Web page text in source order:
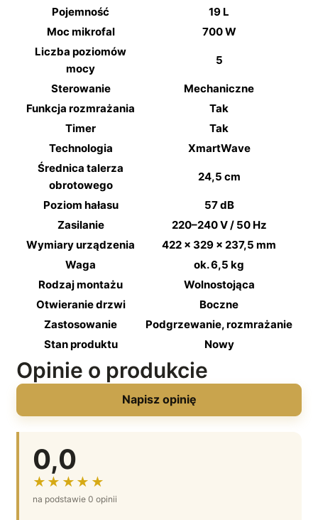
Pojemność
19 L
Moc mikrofal
700 W
Liczba poziomów
mocy
5
Sterowanie
Mechaniczne
Funkcja rozmrażania
Tak
Timer
Tak
Technologia
XmartWave
Średnica talerza
obrotowego
24,5 cm
Poziom hałasu
57 dB
Zasilanie
220–240 V / 50 Hz
Wymiary urządzenia
422 × 329 × 237,5 mm
Waga
ok. 6,5 kg
Rodzaj montażu
Wolnostojąca
Otwieranie drzwi
Boczne
Zastosowanie
Podgrzewanie, rozmrażanie
Stan produktu
Nowy
Opinie o produkcie
Napisz opinię
0,0
★★★★★
na podstawie 0 opinii